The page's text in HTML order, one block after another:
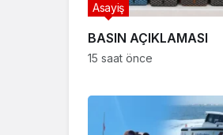
BASIN AÇIKLAMASI
Asayiş
15 saat önce